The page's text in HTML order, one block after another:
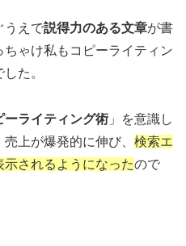
うえで説得力のある文章が書
ゃけ私もコピーライティン
た。
ーライティング術 」を意識し
上が爆発的に伸び、 検索エ
されるようになったので